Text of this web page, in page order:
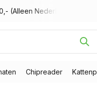
(Alleen Nederland)
Chipreader